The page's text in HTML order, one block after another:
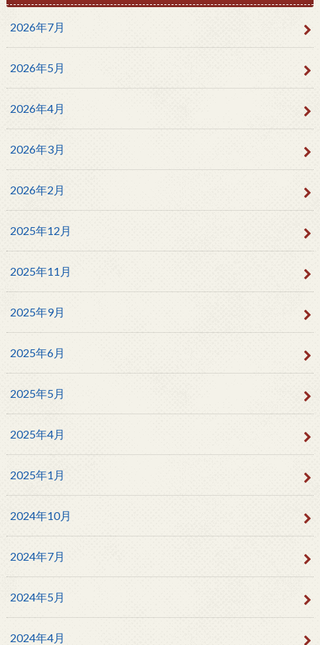
2026年7月
2026年5月
2026年4月
2026年3月
2026年2月
2025年12月
2025年11月
2025年9月
2025年6月
2025年5月
2025年4月
2025年1月
2024年10月
2024年7月
2024年5月
2024年4月